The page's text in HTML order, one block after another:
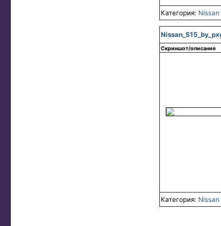
Категория: Nissan
Скриншот/описание
Категория: Nissan